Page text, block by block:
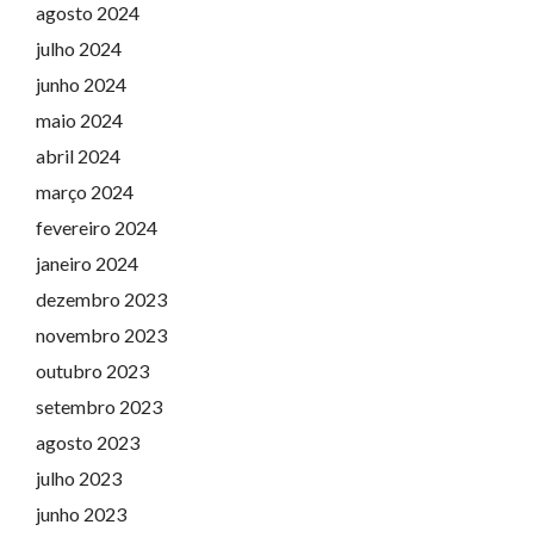
agosto 2024
julho 2024
junho 2024
maio 2024
abril 2024
março 2024
fevereiro 2024
janeiro 2024
dezembro 2023
novembro 2023
outubro 2023
setembro 2023
agosto 2023
julho 2023
junho 2023